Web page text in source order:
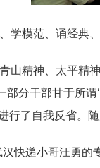
学模范、诵经典
山精神、太平精
分干部甘于所
行了自我反省
汉快递小哥汪勇